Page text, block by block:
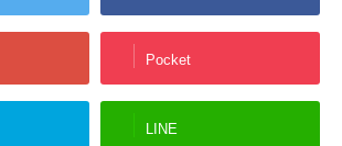
Pocket
LINE